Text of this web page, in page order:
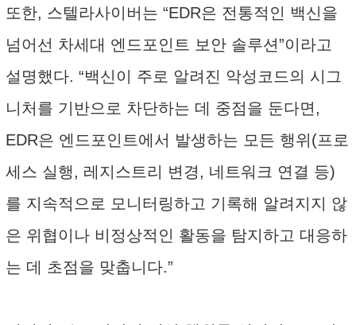
또한, 스텔라사이버는 “EDR은 전통적인 백신을
넘어선 차세대 엔드포인트 보안 솔루션”이라고
설명했다. “백신이 주로 알려진 악성코드의 시그
니처를 기반으로 차단하는 데 중점을 둔다면,
EDR은 엔드포인트에서 발생하는 모든 행위(프로
세스 실행, 레지스트리 변경, 네트워크 연결 등)
를 지속적으로 모니터링하고 기록해 알려지지 않
은 위협이나 비정상적인 활동을 탐지하고 대응하
는 데 초점을 맞춥니다.”